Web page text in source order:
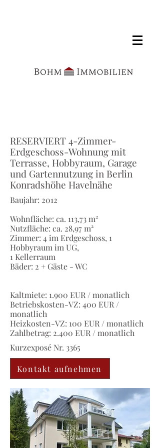
RESERVIERT 4-Zimmer-
Erdgeschoss-Wohnung mit
Terrasse, Hobbyraum, Garage
und Gartennutzung in Berlin
Konradshöhe Havelnähe
Baujahr: 2012
Wohnfläche: ca. 113,73 m²
Nutzfläche: ca. 28,97 m²
Zimmer: 4 im Erdgeschoss, 1
Hobbyraum im UG,
1 Kellerraum
Bäder: 2 + Gäste - WC
Kaltmiete: 1.900 EUR / monatlich
Betriebskosten-VZ: 400 EUR /
monatlich
Heizkosten-VZ: 100 EUR / monatlich
Zahlbetrag: 2.400 EUR / monatlich
Kurzexposé Nr. 3365
Kontakt aufnehmen